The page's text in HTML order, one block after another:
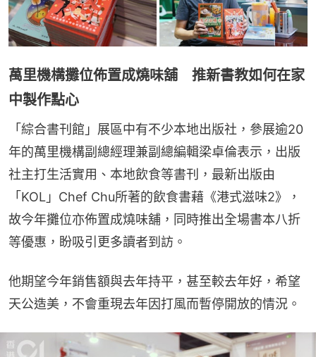
萬里機構攤位佈置成燒味舖 推新書教如何在家
中製作點心
「綜合書刊館」展區中有不少本地出版社，參展逾20
年的萬里機構副總經理兼副總編輯梁卓倫表示，出版
社主打生活實用、本地飲食等書刊，最新出版由
「KOL」Chef Chu所著的飲食書藉《港式滋味2》，
故今年攤位亦佈置成燒味舖，同時推出全場書本八折
等優惠，盼吸引更多讀者到訪。
他期望今年銷售額與去年持平，甚至較去年好，希望
天公造美，不會重現去年因打風而暫停開放的情況。